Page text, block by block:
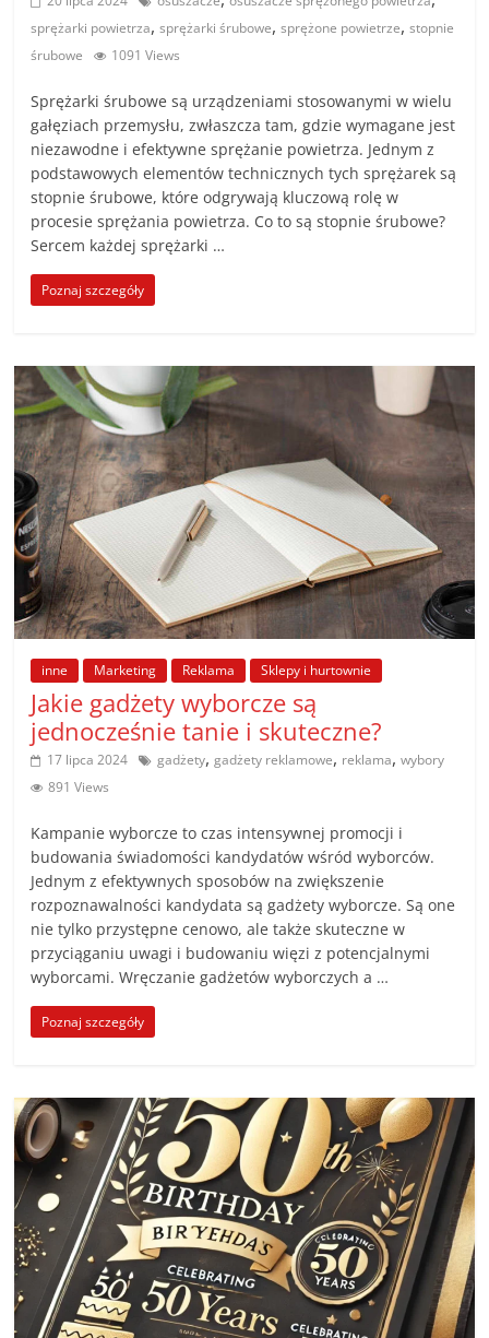
sprężarki powietrza,sprężarki śrubowe,sprężone powietrze,stopnie
śrubowe
1091 Views
Sprężarki śrubowe są urządzeniami stosowanymi w wielu
gałęziach przemysłu, zwłaszcza tam, gdzie wymagane jest
niezawodne i efektywne sprężanie powietrza. Jednym z
podstawowych elementów technicznych tych sprężarek są
stopnie śrubowe, które odgrywają kluczową rolę w
procesie sprężania powietrza. Co to są stopnie śrubowe?
Sercem każdej sprężarki …
Poznaj szczegóły
inne Marketing Reklama Sklepy i hurtownie
Jakie gadżety wyborcze są
jednocześnie tanie i skuteczne?
17 lipca 2024 gadżety,gadżety reklamowe, reklama,wybory
891 Views
Kampanie wyborcze to czas intensywnej promocji i
budowania świadomości kandydatów wśród wyborców.
Jednym z efektywnych sposobów na zwiększenie
rozpoznawalności kandydata są gadżety wyborcze. Są one
nie tylko przystępne cenowo, ale także skuteczne w
przyciąganiu uwagi i budowaniu więzi z potencjalnymi
wyborcami. Wręczanie gadżetów wyborczych a …
Poznaj szczegóły